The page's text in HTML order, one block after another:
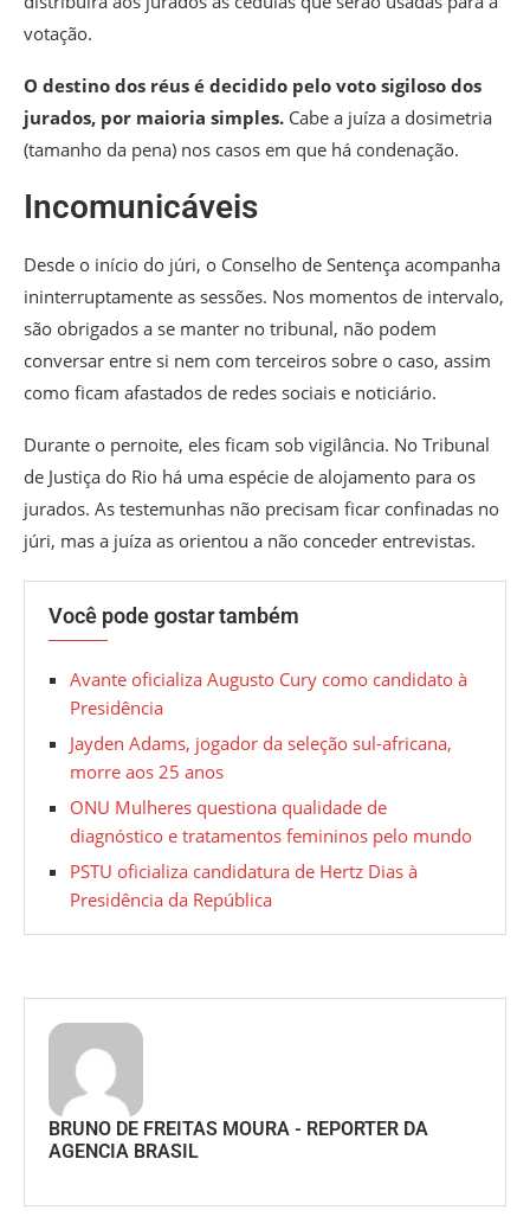
votação.
O destino dos réus é decidido pelo voto sigiloso dos
jurados, por maioria simples. Cabe a juíza a dosimetria
(tamanho da pena) nos casos em que há condenação.
Incomunicáveis
Desde o início do júri, o Conselho de Sentença acompanha
ininterruptamente as sessões. Nos momentos de intervalo,
são obrigados a se manter no tribunal, não podem
conversar entre si nem com terceiros sobre o caso, assim
como ficam afastados de redes sociais e noticiário.
Durante o pernoite, eles ficam sob vigilância. No Tribunal
de Justiça do Rio há uma espécie de alojamento para os
jurados. As testemunhas não precisam ficar confinadas no
júri, mas a juíza as orientou a não conceder entrevistas.
Você pode gostar também
Avante oficializa Augusto Cury como candidato à
Presidência
Jayden Adams, jogador da seleção sul-africana,
morre aos 25 anos
ONU Mulheres questiona qualidade de
diagnóstico e tratamentos femininos pelo mundo
PSTU oficializa candidatura de Hertz Dias à
Presidência da República
BRUNO DE FREITAS MOURA - REPORTER DA
AGENCIA BRASIL